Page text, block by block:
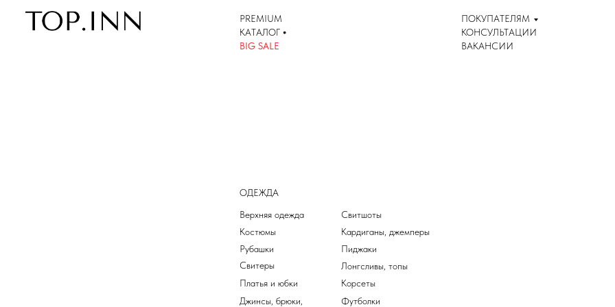
BIG SALE
PREMIUM
ПОКУПАТЕЛЯМ
КОНСУЛЬТАЦИИ
КАТАЛОГ •
КАТАЛОГ
ВАКАНСИИ
ОДЕЖДА
Верхняя одежда
Платья и юбки
Костюмы
Рубашки
Лонгсливы, топы
Корсеты
Свитшоты
Свитеры
Джинсы, брюки,
Пиджаки
Футболки
Кардиганы, джемперы